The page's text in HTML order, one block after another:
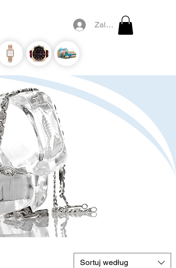
Zaloguj się
Sortuj według